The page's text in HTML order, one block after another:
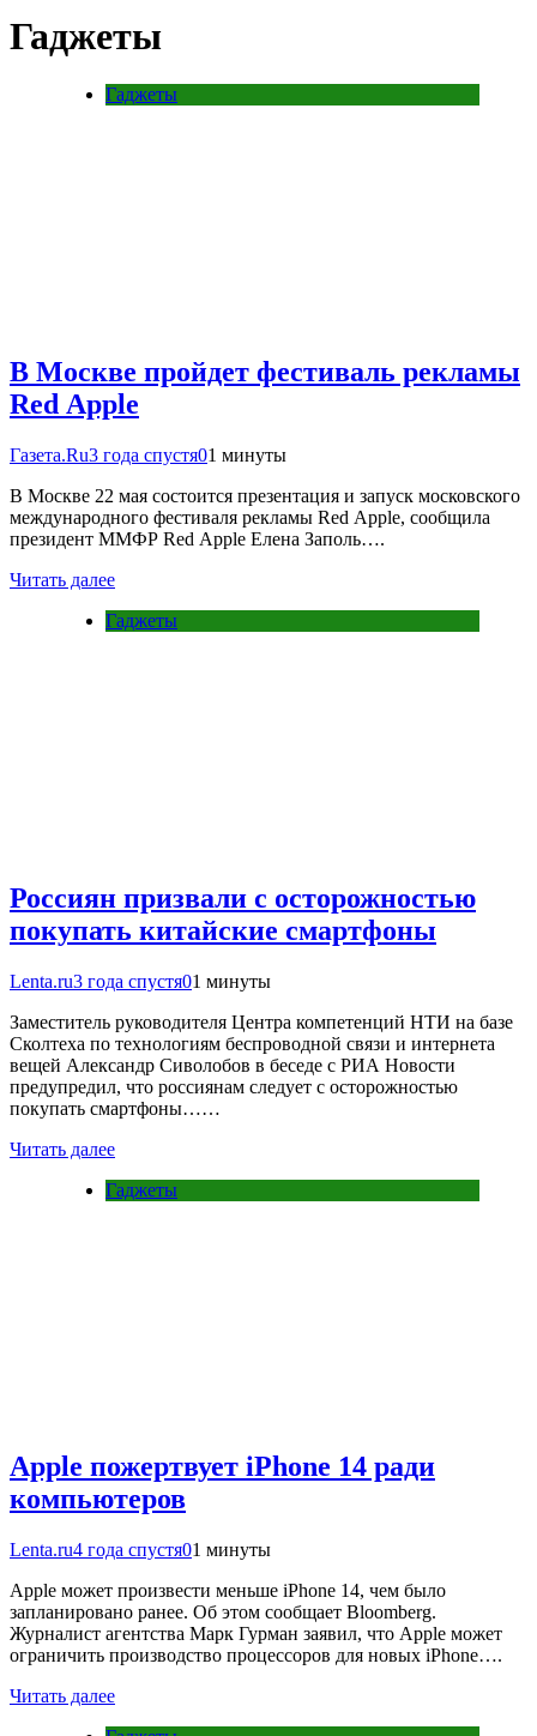
Гаджеты
Гаджеты
В Москве пройдет фестиваль рекламы
Red Apple
Газета.Ru3 года спустя01 минуты
В Москве 22 мая состоится презентация и запуск московского
международного фестиваля рекламы Red Apple, сообщила
президент ММФР Red Apple Елена Заполь….
Читать далее
Гаджеты
Россиян призвали с осторожностью
покупать китайские смартфоны
Lenta.ru3 года спустя01 минуты
Заместитель руководителя Центра компетенций НТИ на базе
Сколтеха по технологиям беспроводной связи и интернета
вещей Александр Сиволобов в беседе с РИА Новости
предупредил, что россиянам следует с осторожностью
покупать смартфоны……
Читать далее
Гаджеты
Apple пожертвует iPhone 14 ради
компьютеров
Lenta.ru4 года спустя01 минуты
Apple может произвести меньше iPhone 14, чем было
запланировано ранее. Об этом сообщает Bloomberg.
Журналист агентства Марк Гурман заявил, что Apple может
ограничить производство процессоров для новых iPhone….
Читать далее